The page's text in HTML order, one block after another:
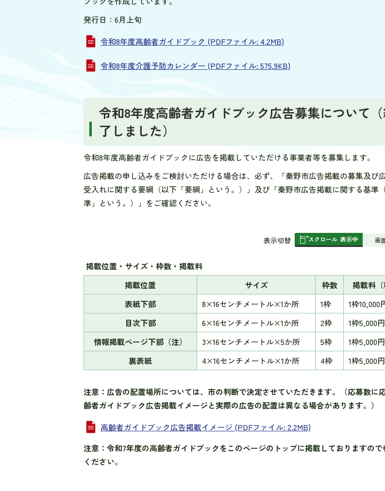
発行日：6月上旬
令和8年度高齢者ガイドブック (PDFファイル: 4.2MB)
令和8年度介護予防カレンダー (PDFファイル: 575.9KB)
令和8年度高齢者ガイドブック広告募集について
了しました）
令和8年度高齢者ガイドブックに広告を掲載していただける事業者等を募集します。
広告掲載の申し込みをご検討いただける場合は、必ず、「秦野市広告掲載の募集及び
受入れに関する要綱（以下「要綱」という。）」及び「秦野市広告掲載に関する基準
準」という。）」をご確認ください。
表
の
表示切替 スクロール 表示中 画
掲載位置・サイズ・枠数・掲載料
掲載位置
サイズ 枠数
掲載料（
表紙下部
8×16センチメートル×1か所 1枠
1枠10,000
目次下部
6×16センチメートル×1か所 2枠
1枠5,000円
情報掲載ページ下部（注）
3×16センチメートル×5か所 5枠
1枠5,000円
裏表紙
4×16センチメートル×1か所 4枠 1枠5,000円
注意：広告の配置場所については、市の判断で決定させていただきます。（応募数に
齢者ガイドブック広告掲載イメージと実際の広告の配置は異なる場合があります。）
高齢者ガイドブック広告掲載イメージ (PDFファイル: 2.2MB)
注意：令和7年度の高齢者ガイドブックをこのページのトップに掲載しておりますので
ください。